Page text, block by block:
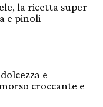
la ricetta super
e pinoli
e
croccante e